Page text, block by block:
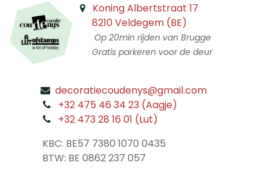
Koning Albertstraat 17
8210 Veldegem (BE)
Op 20min rijden van Brugge
Gratis parkeren voor de deur
decoratiecoudenys@gmail.com
+32 475 46 34 23 (Aagje)
+32 473 28 16 01 (Lut)
KBC: BE57 7380 1070 0435
​ BTW: BE 0862 237 057